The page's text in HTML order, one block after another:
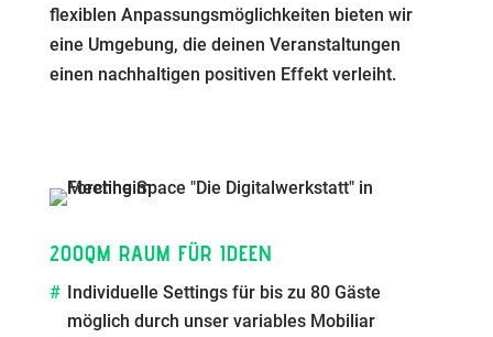
flexiblen Anpassungsmöglichkeiten bieten wir
eine Umgebung, die deinen Veranstaltungen
einen nachhaltigen positiven Effekt verleiht.
200QM RAUM FÜR IDEEN
Individuelle Settings für bis zu 80 Gäste
möglich durch unser variables Mobiliar